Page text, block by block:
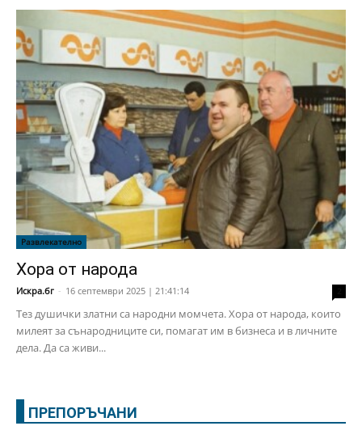
Развлекателно
Хора от народа
Искра.бг - 16 септември 2025 | 21:41:14
Тез душички златни са народни момчета. Хора от народа, които
милеят за сънародниците си, помагат им в бизнеса и в личните
дела. Да са живи...
ПРЕПОРЪЧАНИ